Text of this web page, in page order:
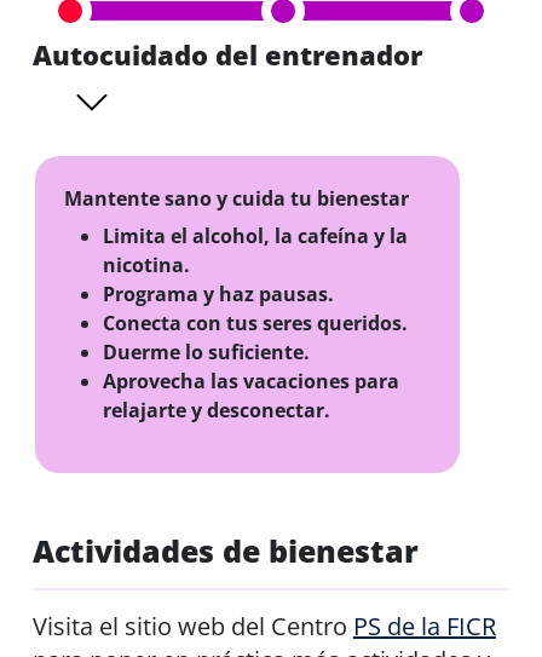
Autocuidado del entrenador
Mantente sano y cuida tu bienestar
Limita el alcohol, la cafeína y la
nicotina.
Programa y haz pausas.
Conecta con tus seres queridos.
Duerme lo suficiente.
Aprovecha las vacaciones para
relajarte y desconectar.
Actividades de bienestar
Visita el sitio web del Centro PS de la FICR